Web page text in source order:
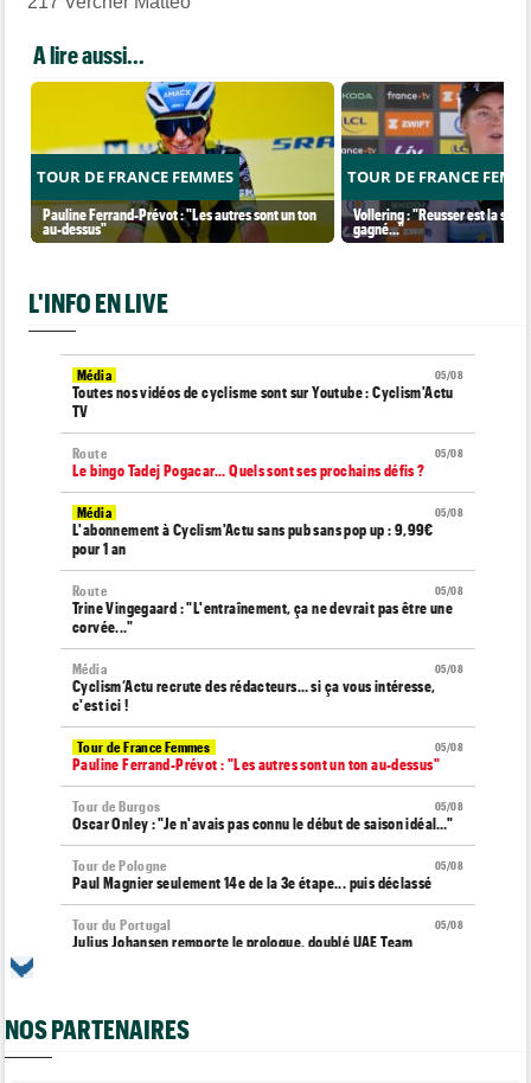
A lire aussi...
TOUR DE FRANCE FEMMES
Pauline Ferrand-Prévot : "Les autres sont un ton
au-dessus"
TOUR DE FRANCE
Vollering : "Reusser est la
gagné..."
L'INFO EN LIVE
05/08
Média
Toutes nos vidéos de cyclisme sont sur Youtube : Cyclism'Actu
TV
05/08
Route
Le bingo Tadej Pogacar... Quels sont ses prochains défis ?
05/08
Média
L'abonnement à Cyclism'Actu sans pub sans pop up : 9,99€
pour 1 an
05/08
Route
Trine Vingegaard : "L'entraînement, ça ne devrait pas être une
corvée..."
05/08
Média
Cyclism’Actu recrute des rédacteurs… si ça vous intéresse,
c'est ici !
05/08
Tour de France Femmes
Pauline Ferrand-Prévot : "Les autres sont un ton au-dessus"
05/08
Tour de Burgos
Oscar Onley : "Je n'avais pas connu le début de saison idéal…"
05/08
Tour de Pologne
Paul Magnier seulement 14e de la 3e étape... puis déclassé
05/08
Tour du Portugal
Julius Johansen remporte le prologue, doublé UAE Team
Marlen Reusser : "C'était différent du Mont Ventoux..."
NOS PARTENAIRES